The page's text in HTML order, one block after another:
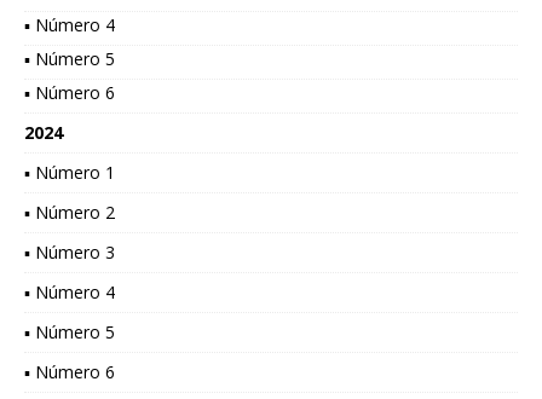
▪ Número 4
▪ Número 5
▪ Número 6
2024
▪ Número 1
▪ Número 2
▪ Número 3
▪ Número 4
▪ Número 5
▪ Número 6